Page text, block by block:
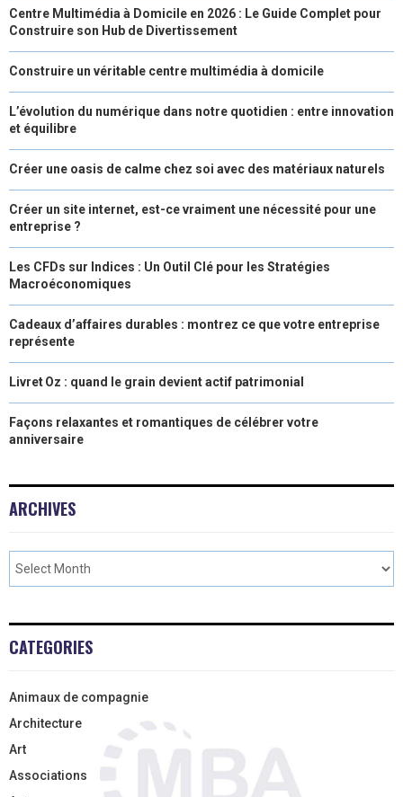
Centre Multimédia à Domicile en 2026 : Le Guide Complet pour
Construire son Hub de Divertissement
Construire un véritable centre multimédia à domicile
L’évolution du numérique dans notre quotidien : entre innovation
et équilibre
Créer une oasis de calme chez soi avec des matériaux naturels
Créer un site internet, est-ce vraiment une nécessité pour une
entreprise ?
Les CFDs sur Indices : Un Outil Clé pour les Stratégies
Macroéconomiques
Cadeaux d’affaires durables : montrez ce que votre entreprise
représente
Livret Oz : quand le grain devient actif patrimonial
Façons relaxantes et romantiques de célébrer votre
anniversaire
ARCHIVES
CATEGORIES
Animaux de compagnie
Architecture
Art
Associations